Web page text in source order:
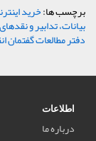
برچسب ها:خرید
بیانات، تدابیر و
دفتر مطالعات گفتمان
اطلاعات
درباره ما